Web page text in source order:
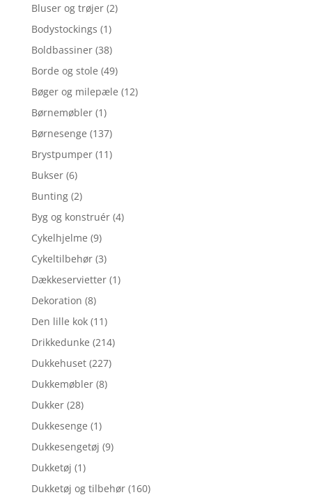
Bluser og trøjer (2)
Bodystockings (1)
Boldbassiner (38)
Borde og stole (49)
Bøger og milepæle (12)
Børnemøbler (1)
Børnesenge (137)
Brystpumper (11)
Bukser (6)
Bunting (2)
Byg og konstruér (4)
Cykelhjelme (9)
Cykeltilbehør (3)
Dækkeservietter (1)
Dekoration (8)
Den lille kok (11)
Drikkedunke (214)
Dukkehuset (227)
Dukkemøbler (8)
Dukker (28)
Dukkesenge (1)
Dukkesengetøj (9)
Dukketøj (1)
Dukketøj og tilbehør (160)